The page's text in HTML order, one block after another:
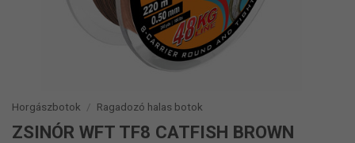
Horgászbotok / Ragadozó halas botok
ZSINÓR WFT TF8 CATFISH BROWN